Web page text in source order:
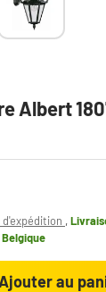
Albert
d'expédition ,
au